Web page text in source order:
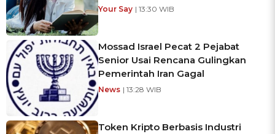
Your Say | 13:30 WIB
Mossad Israel Pecat 2 Pejabat
Senior Usai Rencana Gulingkan
Pemerintah Iran Gagal
News | 13:28 WIB
Token Kripto Berbasis Industri